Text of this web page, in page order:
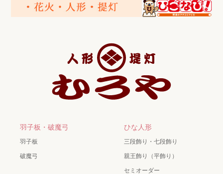
羽子板・破魔弓
羽子板
破魔弓
ひな人形
三段飾り・七段飾り
親王飾り（平飾り）
セミオーダー